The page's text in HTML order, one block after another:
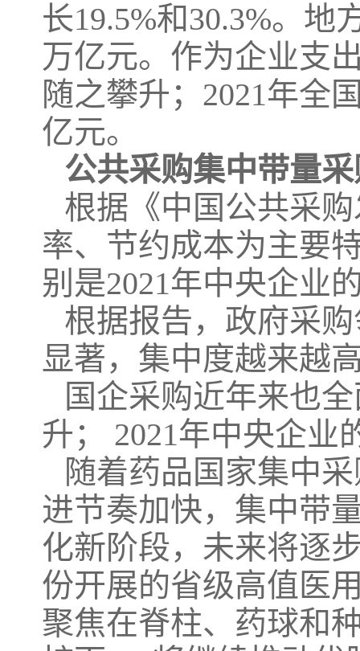
长19.5%和30.3%。地
万亿元。作为企业支
随之攀升；2021年全
亿元。
公共采购集中带量
根据《中国公共采
率、节约成本为主要
别是2021年中央企业
根据报告，政府采
显著，集中度越来越
国企采购近年来也
升； 2021年中央企业
随着药品国家集中
进节奏加快，集中带
化新阶段，未来将逐
份开展的省级高值医
聚焦在脊柱、药球和